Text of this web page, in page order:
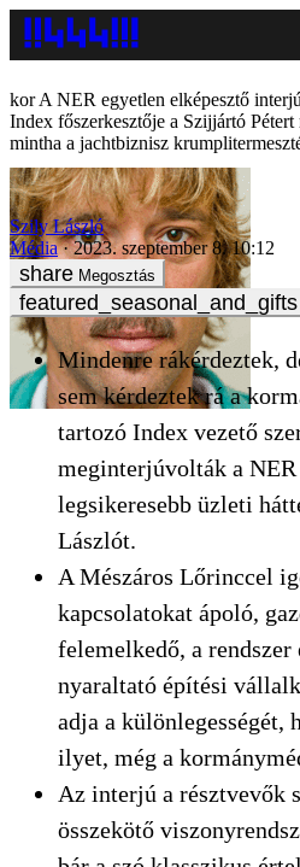
A NER egyetlen elképesztő
Index főszerkesztője a Szijjártó
mintha a jachtbiznisz
Szily László
Média
2023. szeptember 8. 10:12
Megosztás
Mindenre rákérdeztek,
sem kérdeztek rá a
tartozó Index vezető
meginterjúvolták a
legsikeresebb üzleti
Lászlót.
A Mészáros Lőrinccel
kapcsolatokat ápoló,
felemelkedő, a
nyaraltató építési
adja a különlegességét,
ilyet, még a
Az interjú a résztvevők
összekötő